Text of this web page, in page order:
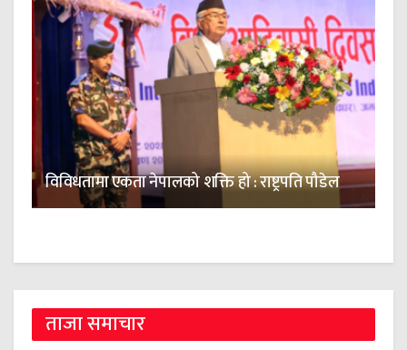
विविधतामा एकता नेपालको शक्ति हो : राष्ट्रपति पौडेल
ताजा समाचार